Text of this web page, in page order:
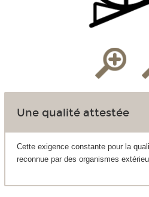
Une qualité attestée
Cette exigence constante pour la
reconnue par des organismes